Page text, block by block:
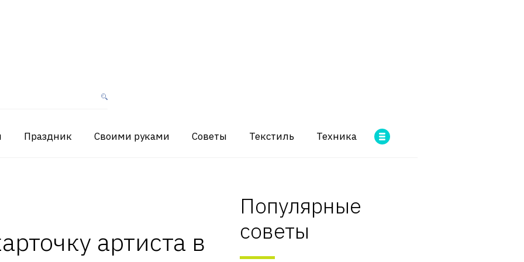
Праздник Своими руками Советы Текстиль Техника
артиста в
Популярные
советы